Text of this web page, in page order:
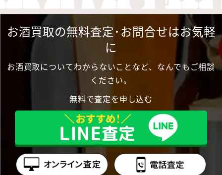
お酒買取の無料査定･お問合せはお気軽
に
お酒買取についてわからないことなど、なんでもご相談
ください。
無料で査定を申し込む